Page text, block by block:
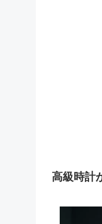
高級時計